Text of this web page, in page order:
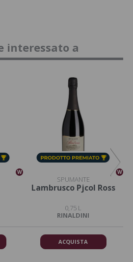
interessato a
W W
SPUMANTE
Lambrusco Pjcol Ross
0,75 L
RINALDINI
ACQUISTA